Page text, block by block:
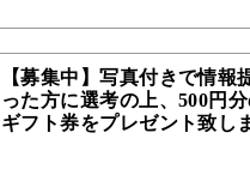
【募集中】写真付きで情報
った方に選考の上、500円
ギフト券をプレゼント致し